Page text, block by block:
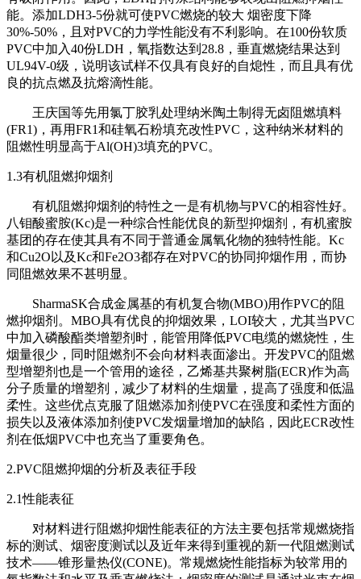
能。添加LDH3-5份就可使PVC燃烧的较大 烟密度下降
30%-50%，且对PVC的力学性能没有不利影响。在100份软质
PVC中加入40份LDH，氧指数达到28.8，垂直燃烧结果达到
UL94V-0级，说明该试样不仅具有良好的自熄性，而且具有优
良的抗点燃及抗熔滴性能。
王庆国等先用氯丁胶乳处理纳米陶土制得无卤阻燃填料
(FR1)，再用FR1和硅氧石粉填充改性PVC，这种纳米材料的
阻燃性明显高于Al(OH)3填充的PVC。
1.3有机阻燃抑烟剂
有机阻燃抑烟剂的特性之一是有机物与PVC的相容性好。
八钼酸蜜胺(Kc)是一种综合性能优良的新型抑烟剂，有机蜜胺
基团的存在使其具有不同于普通金属氧化物的独特性能。Kc
和Cu2O以及Kc和Fe2O3都存在对PVC的协同抑烟作用，而协
同阻燃效果不甚明显。
SharmaSK合成金属基的有机复合物(MBO)用作PVC的阻
燃抑烟剂。MBO具有优良的抑烟效果，LOI较大，尤其当PVC
中加入磷酸酯类增塑剂时，能管用降低PVC电缆的燃烧性，生
烟量很少，同时阻燃剂不会向材料表面渗出。开发PVC的阻燃
型增塑剂也是一个管用的途径，乙烯基共聚树脂(ECR)作为高
分子质量的增塑剂，减少了材料的生烟量，提高了强度和低温
柔性。这些优点克服了阻燃添加剂使PVC在强度和柔性方面的
损失以及液体添加剂使PVC发烟量增加的缺陷，因此ECR改性
剂在低烟PVC中也充当了重要角色。
2.PVC阻燃抑烟的分析及表征手段
2.1性能表征
对材料进行阻燃抑烟性能表征的方法主要包括常规燃烧指
标的测试、烟密度测试以及近年来得到重视的新一代阻燃测试
技术——锥形量热仪(CONE)。常规燃烧性能指标为较常用的